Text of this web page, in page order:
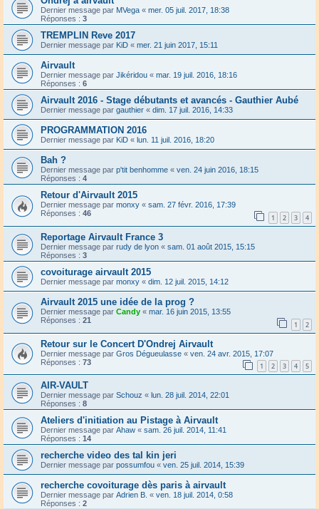
Dernier message par MVega « mer. 05 juil. 2017, 18:38
Réponses : 3
TREMPLIN Reve 2017
Dernier message par KiD « mer. 21 juin 2017, 15:11
Airvault
Dernier message par Jikéridou « mar. 19 juil. 2016, 18:16
Réponses : 6
Airvault 2016 - Stage débutants et avancés - Gauthier Aubé
Dernier message par gauthier « dim. 17 juil. 2016, 14:33
PROGRAMMATION 2016
Dernier message par KiD « lun. 11 juil. 2016, 18:20
Bah ?
Dernier message par p'tit benhomme « ven. 24 juin 2016, 18:15
Réponses : 4
Retour d'Airvault 2015
Dernier message par monxy « sam. 27 févr. 2016, 17:39
Réponses : 46 1 2 3 4
Reportage Airvault France 3
Dernier message par rudy de lyon « sam. 01 août 2015, 15:15
Réponses : 3
covoiturage airvault 2015
Dernier message par monxy « dim. 12 juil. 2015, 14:12
Airvault 2015 une idée de la prog ?
Dernier message par Candy « mar. 16 juin 2015, 13:55
Réponses : 21 1 2
Retour sur le Concert D'Ondrej Airvault
Dernier message par Gros Dégueulasse « ven. 24 avr. 2015, 17:07
Réponses : 73 1 2 3 4 5
AIR-VAULT
Dernier message par Schouz « lun. 28 juil. 2014, 22:01
Réponses : 8
Ateliers d'initiation au Pistage à Airvault
Dernier message par Ahaw « sam. 26 juil. 2014, 11:41
Réponses : 14
recherche video des tal kin jeri
Dernier message par possumfou « ven. 25 juil. 2014, 15:39
recherche covoiturage dès paris à airvault
Dernier message par Adrien B. « ven. 18 juil. 2014, 0:58
Réponses : 2